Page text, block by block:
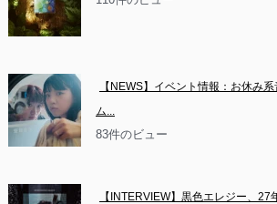
【NEWS】イベント情報：お休み
ム...
83件のビュー
【INTERVIEW】黒色エレジー、